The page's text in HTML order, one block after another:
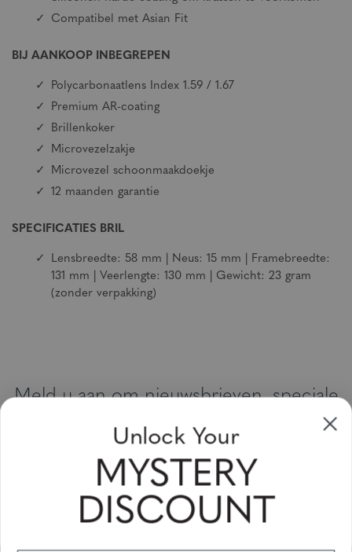
Compatibel met Asian Fit
BIJ AANKOOP INBEGREPEN
Polycarbonaatlens Index 1.59 / 1.67
Premium AR-coating
Brillenkoker
Microvezelzakje
Microvezel schoonmaakdoekje
12 maanden garantie
SPECIFICATIES BRIL
Lensbreedte: 58 mm | Neus: 15 mm | Framebreedte:
131 mm | Veerlengte: 130 mm | Gewicht: 23 gram
(zonder verpakking)
Meld u aan om nieuwsbrieven, speciale
aanbiedingen en kortingsbonnen te
ontvangen
Vul uw email adres in en schrijf u in!
Unlock Your
MYSTERY
DISCOUNT